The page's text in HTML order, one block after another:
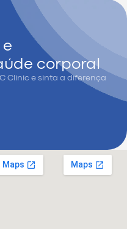
e
corporal
Clinic e sinta a diferença